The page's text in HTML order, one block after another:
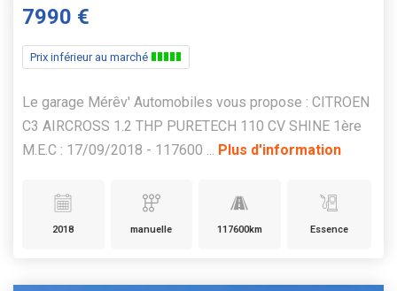
7990 €
Prix inférieur au marché
Le garage Mérêv' Automobiles vous propose : CITROEN
C3 AIRCROSS 1.2 THP PURETECH 110 CV SHINE 1ère
M.E.C : 17/09/2018 - 117600 ... Plus d'information
2018 manuelle 117600km Essence